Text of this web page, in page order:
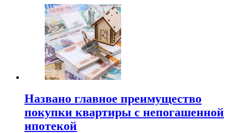
Названо главное преимущество
покупки квартиры с непогашенной
ипотекой